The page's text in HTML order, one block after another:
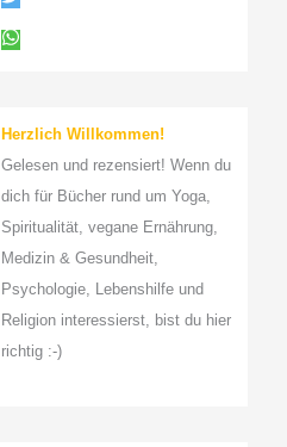
a
c
Herzlich Willkommen!
Gelesen und rezensiert! Wenn du
dich für Bücher rund um Yoga,
Spiritualität, vegane Ernährung,
Medizin & Gesundheit,
Psychologie, Lebenshilfe und
Religion interessierst, bist du hier
richtig :-)